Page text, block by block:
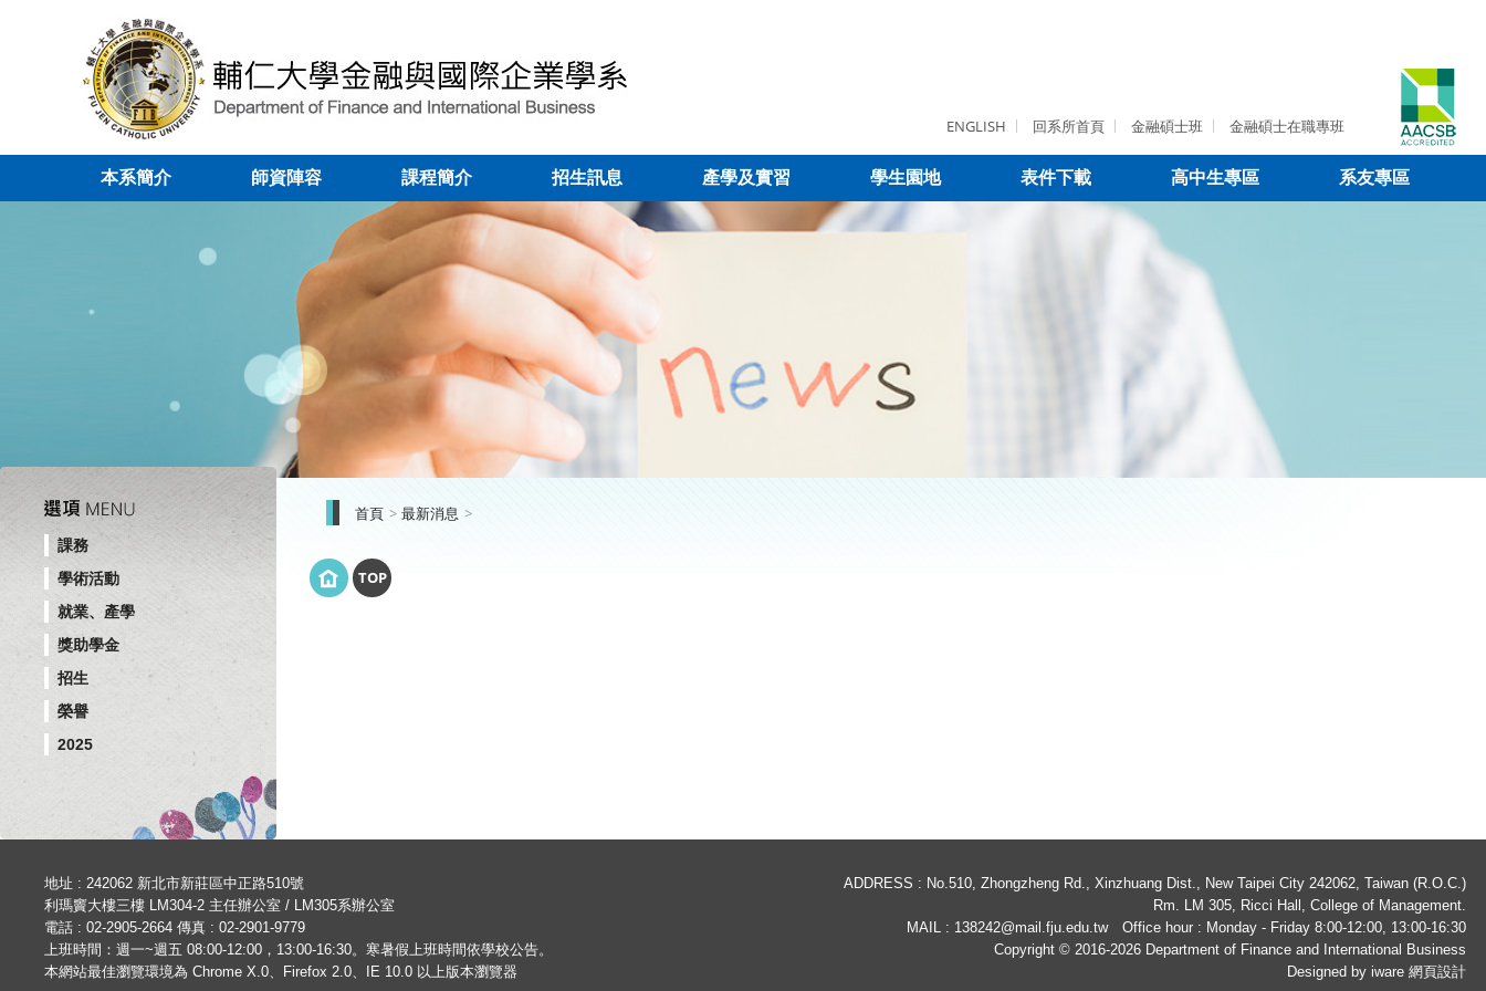
ENGLISH 回系所首頁 金融碩士班 金融碩士在職專班
本系簡介 師資陣容 課程簡介 招生訊息 產學及實習 學生園地 表件下載 高中生專區 系友專區
課務
學術活動
就業、產學
獎助學金
招生
榮譽
2025
首頁 最新消息
TOP
地址 : 242062 新北市新莊區中正路510號
利瑪竇大樓三樓 LM304-2 主任辦公室 / LM305系辦公室
電話 : 02-2905-2664 傳真 : 02-2901-9779
上班時間：週一~週五 08:00-12:00，13:00-16:30。寒暑假上班時間依學校公告。
本網站最佳瀏覽環境為 Chrome X.0、Firefox 2.0、IE 10.0 以上版本瀏覽器
ADDRESS : No.510, Zhongzheng Rd., Xinzhuang Dist., New Taipei City 242062, Taiwan (R.O.C.)
Rm. LM 305, Ricci Hall, College of Management.
MAIL : 138242@mail.fju.edu.twOffice hour : Monday - Friday 8:00-12:00, 13:00-16:30
Copyright © 2016-2026 Department of Finance and International Business
Designed by iware 網頁設計